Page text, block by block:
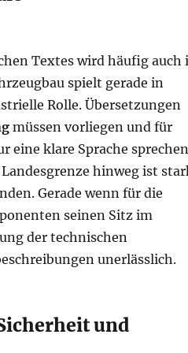
Textes wird häufig auch
spielt gerade in
Rolle. Übersetzungen
müssen vorliegen und für
eine klare Sprache
hinweg ist
Gerade wenn für die
seinen Sitz im
der technischen
unerlässlich.
und